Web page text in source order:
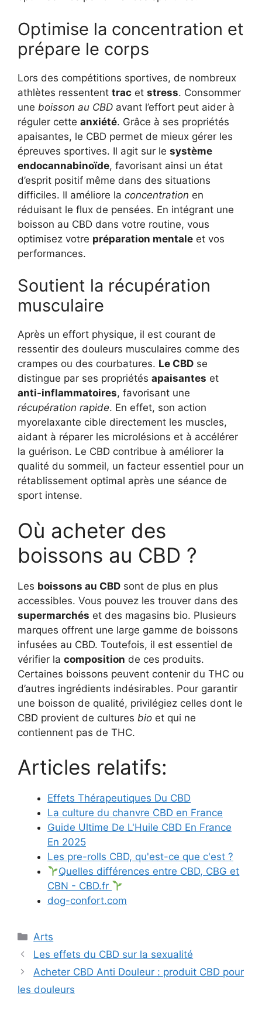
Optimise la concentration et
prépare le corps
Lors des compétitions sportives, de nombreux
athlètes ressentent trac et stress. Consommer
une boisson au CBD avant l’effort peut aider à
réguler cette anxiété. Grâce à ses propriétés
apaisantes, le CBD permet de mieux gérer les
épreuves sportives. Il agit sur le système
endocannabinoïde, favorisant ainsi un état
d’esprit positif même dans des situations
difficiles. Il améliore la concentration en
réduisant le flux de pensées. En intégrant une
boisson au CBD dans votre routine, vous
optimisez votre préparation mentale et vos
performances.
Soutient la récupération
musculaire
Après un effort physique, il est courant de
ressentir des douleurs musculaires comme des
crampes ou des courbatures. Le CBD se
distingue par ses propriétés apaisantes et
anti-inflammatoires, favorisant une
récupération rapide. En effet, son action
myorelaxante cible directement les muscles,
aidant à réparer les microlésions et à accélérer
la guérison. Le CBD contribue à améliorer la
qualité du sommeil, un facteur essentiel pour un
rétablissement optimal après une séance de
sport intense.
Où acheter des
boissons au CBD ?
Les boissons au CBD sont de plus en plus
accessibles. Vous pouvez les trouver dans des
supermarchés et des magasins bio. Plusieurs
marques offrent une large gamme de boissons
infusées au CBD. Toutefois, il est essentiel de
vérifier la composition de ces produits.
Certaines boissons peuvent contenir du THC ou
d’autres ingrédients indésirables. Pour garantir
une boisson de qualité, privilégiez celles dont le
CBD provient de cultures bio et qui ne
contiennent pas de THC.
Articles relatifs:
Effets Thérapeutiques Du CBD
La culture du chanvre CBD en France
Guide Ultime De L'Huile CBD En France
En 2025
Les pre-rolls CBD, qu'est-ce que c'est ?
Quelles différences entre CBD, CBG et
CBN - CBD.fr
dog-confort.com
Catégories
Arts
Les effets du CBD sur la sexualité
Acheter CBD Anti Douleur : produit CBD pour
les douleurs